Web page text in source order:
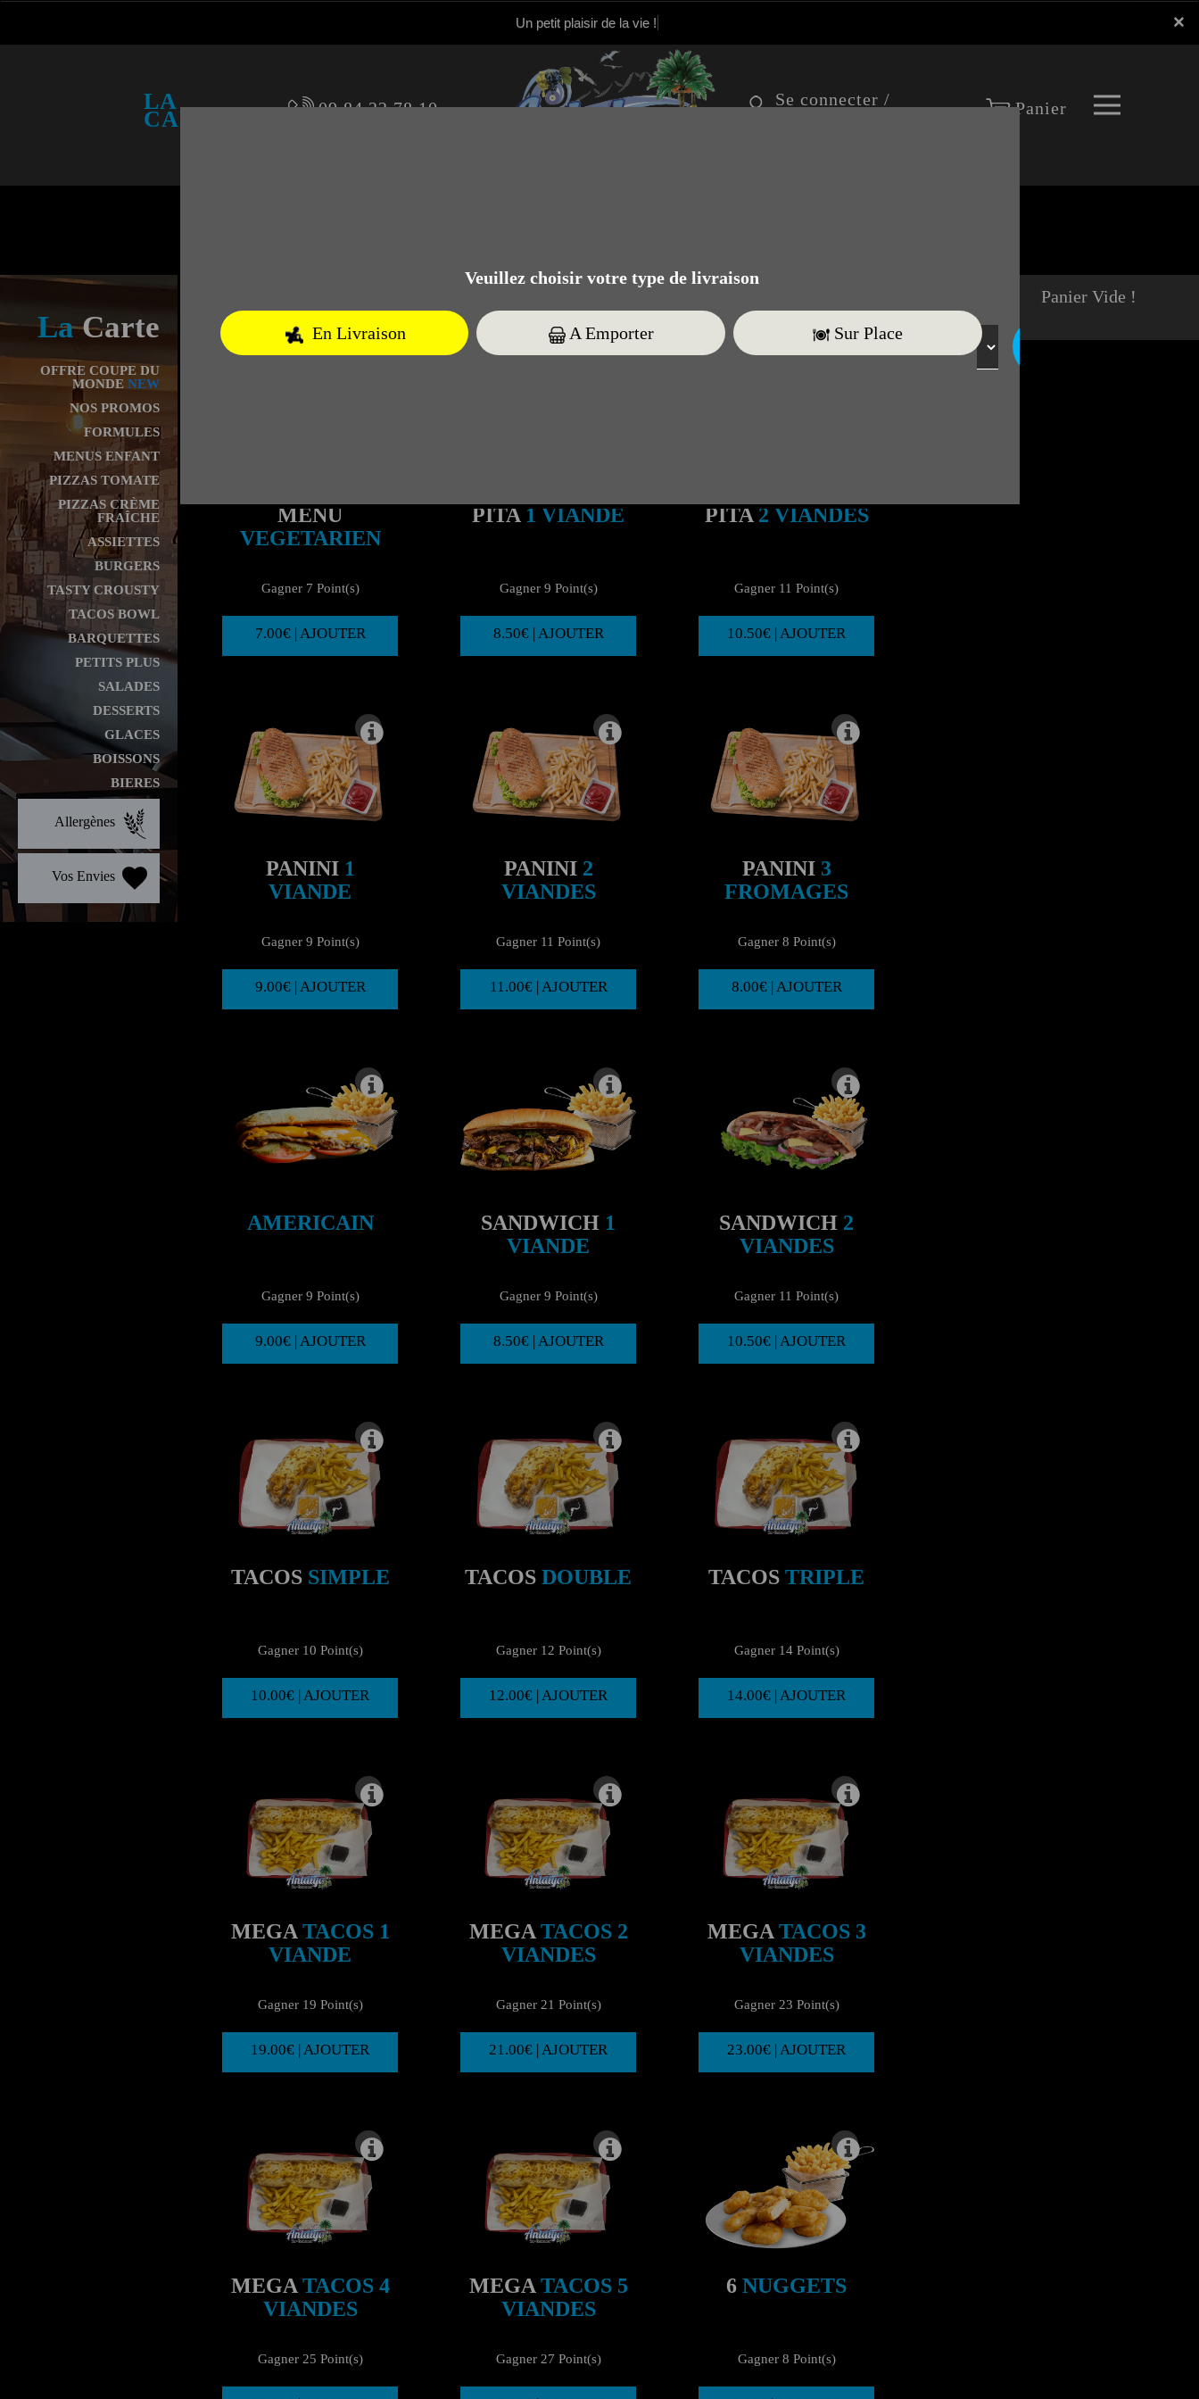
×
Un petit plaisir de la vie !
LA
CARTE 09.84.22.78.10
Se connecter /
Panier
×
LaCarte
OFFRE COUPE DU
MONDE NEW
NOS PROMOS
FORMULES
MENUS ENFANT
PIZZAS TOMATE
PIZZAS CRÈME
FRAÎCHE
ASSIETTES
BURGERS
TASTY CROUSTY
TACOS BOWL
BARQUETTES
PETITS PLUS
SALADES
DESSERTS
GLACES
BOISSONS
BIERES
Allergènes
Vos Envies
MENU
VEGETARIEN
Gagner 7 Point(s)
7.00€ | AJOUTER
PITA 1 VIANDE
Gagner 9 Point(s)
8.50€ | AJOUTER
PITA2 VIANDES
Gagner 11 Point(s)
10.50€ | AJOUTER
PANINI1
VIANDE
Gagner 9 Point(s)
9.00€ | AJOUTER
PANINI2
VIANDES
Gagner 11 Point(s)
11.00€ | AJOUTER
PANINI3
FROMAGES
Gagner 8 Point(s)
8.00€ | AJOUTER
AMERICAIN
Gagner 9 Point(s)
9.00€ | AJOUTER
SANDWICH 1
VIANDE
Gagner 9 Point(s)
8.50€ | AJOUTER
SANDWICH 2
VIANDES
Gagner 11 Point(s)
10.50€ | AJOUTER
TACOSSIMPLE
Gagner 10 Point(s)
10.00€ | AJOUTER
TACOS DOUBLE
Gagner 12 Point(s)
12.00€ | AJOUTER
TACOS TRIPLE
Gagner 14 Point(s)
14.00€ | AJOUTER
MEGATACOS 1
VIANDE
Gagner 19 Point(s)
19.00€ | AJOUTER
MEGATACOS 2
VIANDES
Gagner 21 Point(s)
21.00€ | AJOUTER
MEGATACOS 3
VIANDES
Gagner 23 Point(s)
23.00€ | AJOUTER
MEGATACOS 4
VIANDES
Gagner 25 Point(s)
MEGATACOS 5
VIANDES
Gagner 27 Point(s)
6 NUGGETS
Gagner 8 Point(s)
Panier Vide !